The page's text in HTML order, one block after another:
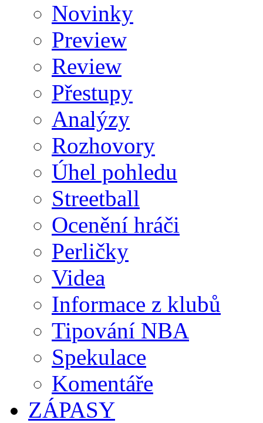
Novinky
Preview
Review
Přestupy
Analýzy
Rozhovory
Úhel pohledu
Streetball
Ocenění hráči
Perličky
Videa
Informace z klubů
Tipování NBA
Spekulace
Komentáře
ZÁPASY